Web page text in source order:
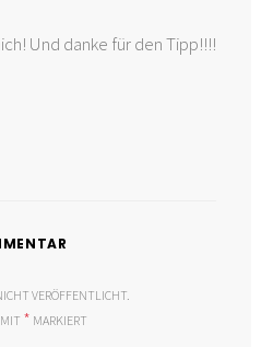
Und danke für den Tipp!!!!
VERÖFFENTLICHT.
* MARKIERT